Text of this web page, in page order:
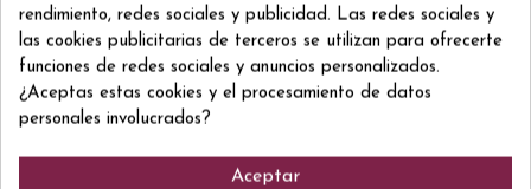
100% Tinta de toro (tempranilllo) Madremía és un vi negre amb
Denominació d Origen Toro, elaborat amb ceps amb més de 40 anys d
antiguitat. La fermentació es realitza en dipòsits d acer inoxidable,
seguida d una fermentació maloláctica en barrica, la qual cosa arrodoneix
els seus tanins i aporta una textura suau i agradable al paladar. Robert
Parker, amb el seu esmolat criteri, li ha concedit 92 punts, reconeixent la
seva elegància i estructura. Ple de sabor, amb un final llarg i persistent,
potència i alegria.
rendimiento, redes sociales y publicidad. Las redes sociales y
las cookies publicitarias de terceros se utilizan para ofrecerte
funciones de redes sociales y anuncios personalizados.
¿Aceptas estas cookies y el procesamiento de datos
personales involucrados?
Aceptar